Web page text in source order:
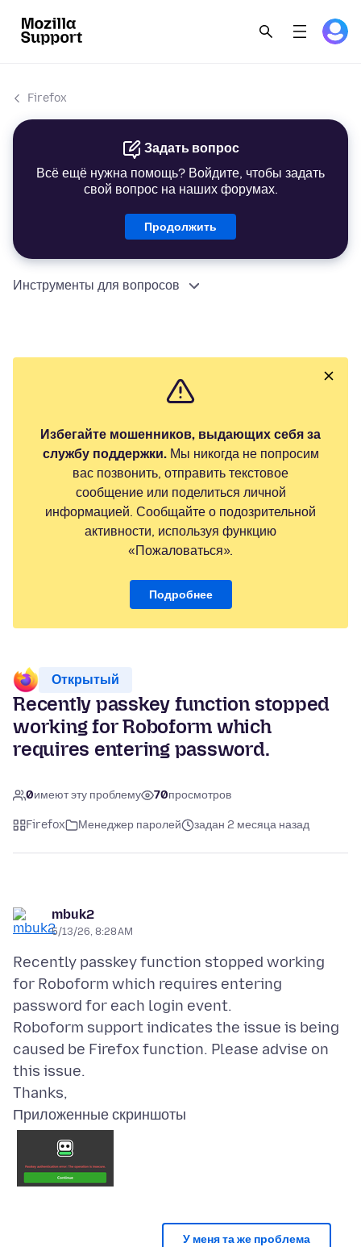
Firefox
Задать вопрос
Всё ещё нужна помощь? Войдите, чтобы задать
свой вопрос на наших форумах.
Продолжить
Инструменты для вопросов
Избегайте мошенников, выдающих себя за
службу поддержки.Мы никогда не попросим
вас позвонить, отправить текстовое
сообщение или поделиться личной
информацией. Сообщайте о подозрительной
активности, используя функцию
«Пожаловаться».
Подробнее
Открытый
Recently passkey function stopped
working for Roboform which
requires entering password.
0имеют эту проблему 70просмотров
Firefox Менеджер паролей задан 2 месяца назад
mbuk2
5/13/26, 8:28 AM
Recently passkey function stopped working
for Roboform which requires entering
password for each login event.
Roboform support indicates the issue is being
caused be Firefox function. Please advise on
this issue.
Приложенные скриншоты
У меня та же проблема